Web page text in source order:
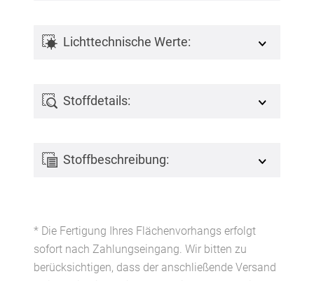
Lichttechnische Werte:
Stoffdetails:
Stoffbeschreibung:
* Die Fertigung Ihres Flächenvorhangs erfolgt
sofort nach Zahlungseingang. Wir bitten zu
berücksichtigen, dass der anschließende Versand